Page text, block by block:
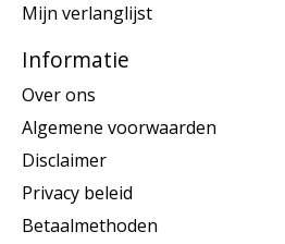
Mijn verlanglijst
Informatie
Over ons
Algemene voorwaarden
Disclaimer
Privacy beleid
Betaalmethoden